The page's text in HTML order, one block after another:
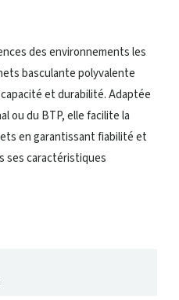
des environnements les
basculante polyvalente
et durabilité. Adaptée
ou du BTP, elle facilite la
en garantissant fiabilité et
ses caractéristiques